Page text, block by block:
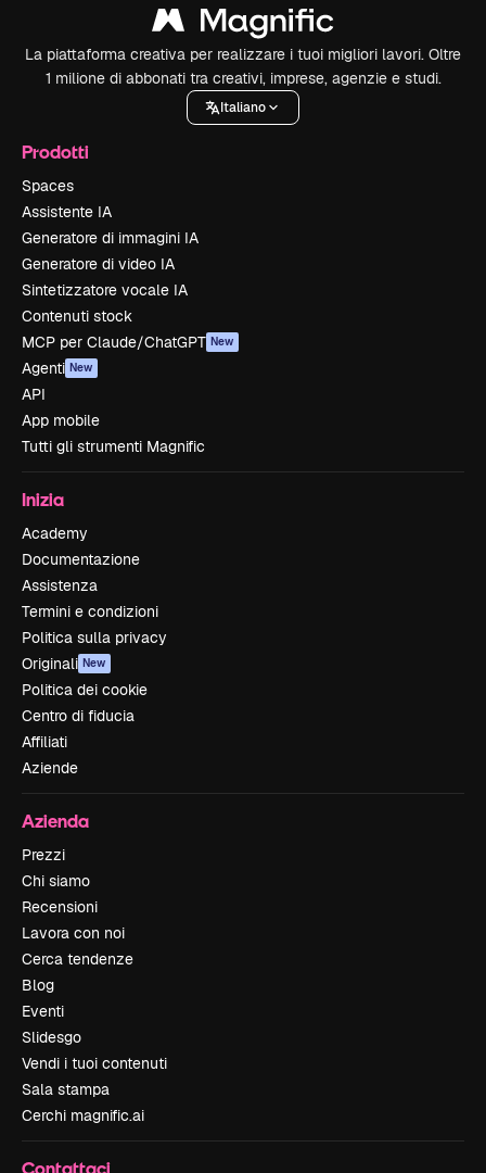
La piattaforma creativa per realizzare i tuoi migliori lavori. Oltre
1 milione di abbonati tra creativi, imprese, agenzie e studi.
Italiano
Prodotti
Spaces
Assistente IA
Generatore di immagini IA
Generatore di video IA
Sintetizzatore vocale IA
Contenuti stock
MCP per Claude/ChatGPT New
Agenti New
API
App mobile
Tutti gli strumenti Magnific
Inizia
Academy
Documentazione
Assistenza
Termini e condizioni
Politica sulla privacy
Originali New
Politica dei cookie
Centro di fiducia
Affiliati
Aziende
Azienda
Prezzi
Chi siamo
Recensioni
Lavora con noi
Cerca tendenze
Blog
Eventi
Slidesgo
Vendi i tuoi contenuti
Sala stampa
Cerchi magnific.ai